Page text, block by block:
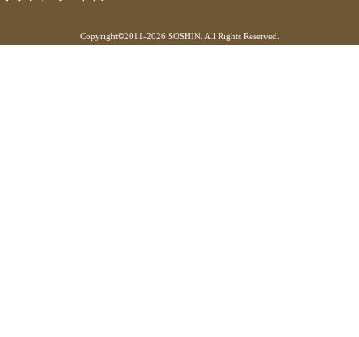
Copyright©2011-2026 SOSHIN. All Rights Reserved.